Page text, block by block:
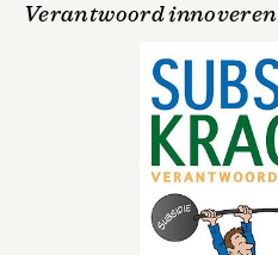
Verantwoord innoveren